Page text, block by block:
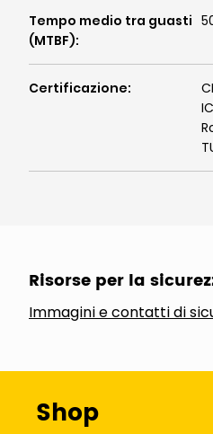
Tempo medio tra guasti
(MTBF):
Certificazione:
Risorse per la
Immagini e contatti di
Shop